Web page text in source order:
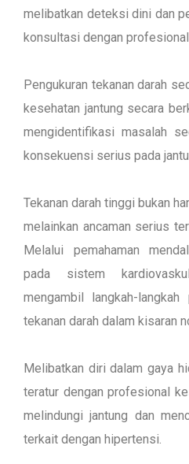
melibatkan deteksi dini dan
konsultasi dengan
Pengukuran tekanan darah
kesehatan jantung secara
mengidentifikasi masalah
konsekuensi serius pada
Tekanan darah tinggi bukan
melainkan ancaman serius
Melalui pemahaman
pada sistem
mengambil langkah-
tekanan darah dalam kisaran
Melibatkan diri dalam gaya
teratur dengan profesional
melindungi jantung dan
terkait dengan hipertensi.